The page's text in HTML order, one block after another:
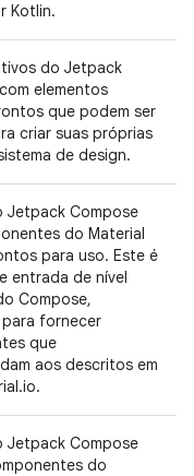
Kotlin.
do Jetpack
elementos
que podem ser
criar suas próprias
de design.
Jetpack Compose
do Material
para uso. Este é
entrada de nível
Compose,
fornecer
que
aos descritos em
Jetpack Compose
do